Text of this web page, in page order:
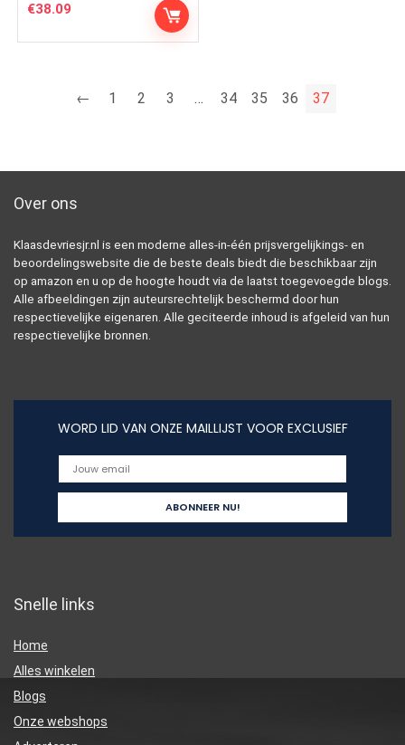
€38.09
← 1 2 3 … 34 35 36 37
Over ons
Klaasdevriesjr.nl is een moderne alles-in-één prijsvergelijkings- en
beoordelingswebsite die de beste deals biedt die beschikbaar zijn
op amazon en u op de hoogte houdt via de laatst toegevoegde blogs.
Alle afbeeldingen zijn auteursrechtelijk beschermd door hun
respectievelijke eigenaren. Alle geciteerde inhoud is afgeleid van hun
respectievelijke bronnen.
WORD LID VAN ONZE MAILLIJST VOOR EXCLUSIEF
Snelle links
Home
Alles winkelen
Blogs
Onze webshops